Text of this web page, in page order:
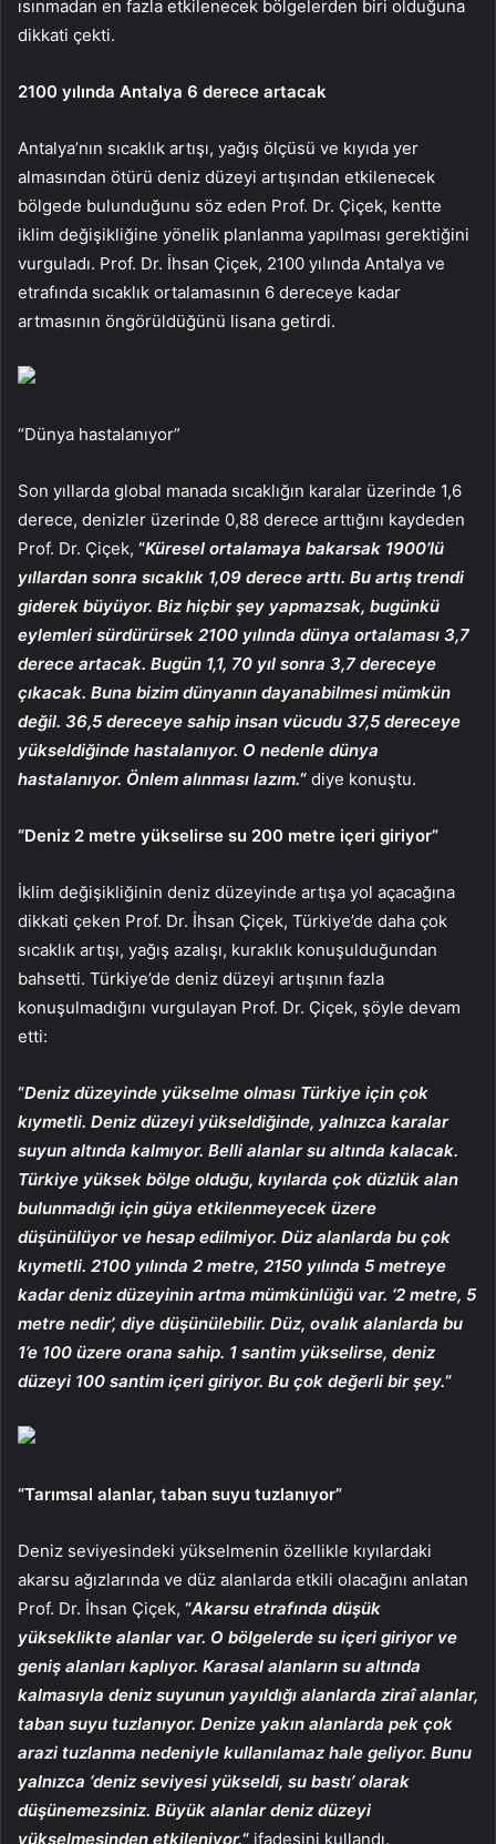
ısınmadan en fazla etkilenecek bölgelerden biri olduğuna
dikkati çekti.
2100 yılında Antalya 6 derece artacak
Antalya’nın sıcaklık artışı, yağış ölçüsü ve kıyıda yer
almasından ötürü deniz düzeyi artışından etkilenecek
bölgede bulunduğunu söz eden Prof. Dr. Çiçek, kentte
iklim değişikliğine yönelik planlanma yapılması gerektiğini
vurguladı. Prof. Dr. İhsan Çiçek, 2100 yılında Antalya ve
etrafında sıcaklık ortalamasının 6 dereceye kadar
artmasının öngörüldüğünü lisana getirdi.
“Dünya hastalanıyor”
Son yıllarda global manada sıcaklığın karalar üzerinde 1,6
derece, denizler üzerinde 0,88 derece arttığını kaydeden
Prof. Dr. Çiçek, “Küresel ortalamaya bakarsak 1900’lü
yıllardan sonra sıcaklık 1,09 derece arttı. Bu artış trendi
giderek büyüyor. Biz hiçbir şey yapmazsak, bugünkü
eylemleri sürdürürsek 2100 yılında dünya ortalaması 3,7
derece artacak. Bugün 1,1, 70 yıl sonra 3,7 dereceye
çıkacak. Buna bizim dünyanın dayanabilmesi mümkün
değil. 36,5 dereceye sahip insan vücudu 37,5 dereceye
yükseldiğinde hastalanıyor. O nedenle dünya
hastalanıyor. Önlem alınması lazım.“ diye konuştu.
“Deniz 2 metre yükselirse su 200 metre içeri giriyor”
İklim değişikliğinin deniz düzeyinde artışa yol açacağına
dikkati çeken Prof. Dr. İhsan Çiçek, Türkiye’de daha çok
sıcaklık artışı, yağış azalışı, kuraklık konuşulduğundan
bahsetti. Türkiye’de deniz düzeyi artışının fazla
konuşulmadığını vurgulayan Prof. Dr. Çiçek, şöyle devam
etti:
“Deniz düzeyinde yükselme olması Türkiye için çok
kıymetli. Deniz düzeyi yükseldiğinde, yalnızca karalar
suyun altında kalmıyor. Belli alanlar su altında kalacak.
Türkiye yüksek bölge olduğu, kıyılarda çok düzlük alan
bulunmadığı için güya etkilenmeyecek üzere
düşünülüyor ve hesap edilmiyor. Düz alanlarda bu çok
kıymetli. 2100 yılında 2 metre, 2150 yılında 5 metreye
kadar deniz düzeyinin artma mümkünlüğü var. ‘2 metre, 5
metre nedir’, diye düşünülebilir. Düz, ovalık alanlarda bu
1’e 100 üzere orana sahip. 1 santim yükselirse, deniz
düzeyi 100 santim içeri giriyor. Bu çok değerli bir şey.“
“Tarımsal alanlar, taban suyu tuzlanıyor”
Deniz seviyesindeki yükselmenin özellikle kıyılardaki
akarsu ağızlarında ve düz alanlarda etkili olacağını anlatan
Prof. Dr. İhsan Çiçek, “Akarsu etrafında düşük
yükseklikte alanlar var. O bölgelerde su içeri giriyor ve
geniş alanları kaplıyor. Karasal alanların su altında
kalmasıyla deniz suyunun yayıldığı alanlarda ziraî alanlar,
taban suyu tuzlanıyor. Denize yakın alanlarda pek çok
arazi tuzlanma nedeniyle kullanılamaz hale geliyor. Bunu
yalnızca ‘deniz seviyesi yükseldi, su bastı’ olarak
düşünemezsiniz. Büyük alanlar deniz düzeyi
yükselmesinden etkileniyor.“ ifadesini kullandı.